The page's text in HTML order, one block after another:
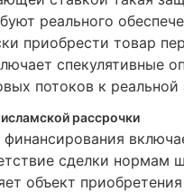
реального
приобрести товар
спекулятивные
потоков к
рассрочки
сделки нормам
объект